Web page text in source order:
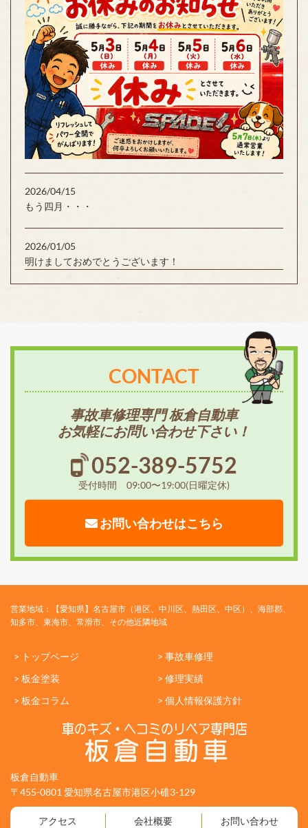
2026/04/15
もう四月・・・
2026/01/05
明けましておめでとうございます！
CONTACT
事故車修理専門 板倉自動車
お気軽にお問い合わせ下さい！
052-389-5752
受付時間 09:00〜19:00(日曜定休)
お問い合わせはこちら
営業地域：【愛知県】名古屋市（港区、中川区、熱田区、中区）、海部郡、
知多市、東海市、常滑市、その他近隣地域
> トップページ
> 事故車修理
> 板金塗装
> 修理実績
> 板金コラム
> 個人情報保護方針
板倉自動車
〒455-0801 愛知県名古屋市港区小碓3-129
アクセス 会社概要 お問い合わせ